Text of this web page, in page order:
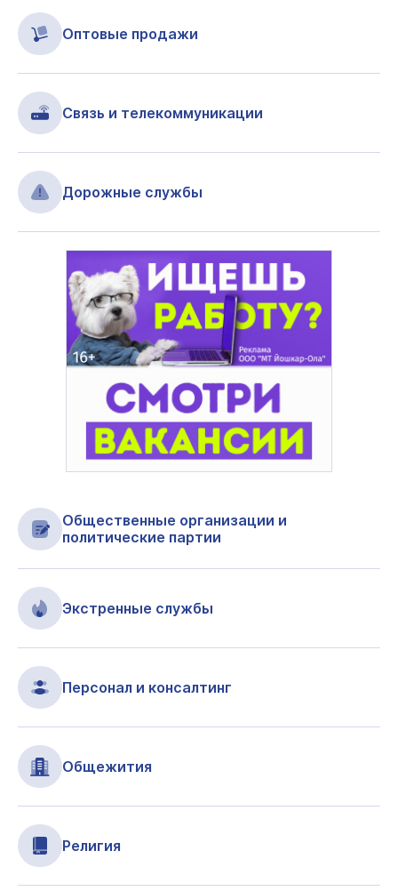
Оптовые продажи
Связь и телекоммуникации
Дорожные службы
Общественные организации и
политические партии
Экстренные службы
Персонал и консалтинг
Общежития
Религия